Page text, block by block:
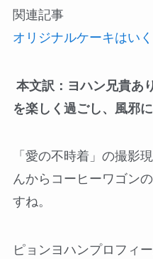
関連記事
オリジナルケーキはい
本文訳：ヨハン兄貴あ
を楽しく過ごし、風邪
「愛の不時着」の撮影
んからコーヒーワゴン
すね。
ピョンヨハンプロフィ